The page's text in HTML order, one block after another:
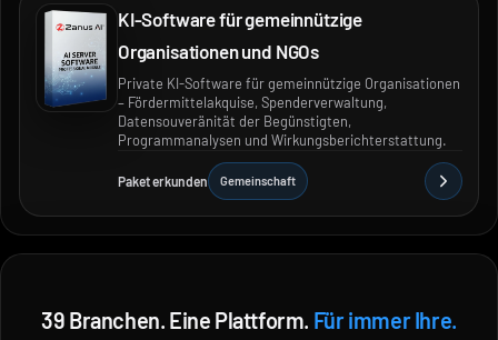
KI-Software für gemeinnützige
Organisationen und NGOs
Private KI-Software für gemeinnützige Organisationen
– Fördermittelakquise, Spenderverwaltung,
Datensouveränität der Begünstigten,
Programmanalysen und Wirkungsberichterstattung.
Paket erkunden Gemeinschaft
39 Branchen. Eine Plattform. Für immer Ihre.